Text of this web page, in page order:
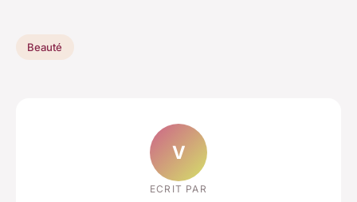
Beauté
V
ECRIT PAR